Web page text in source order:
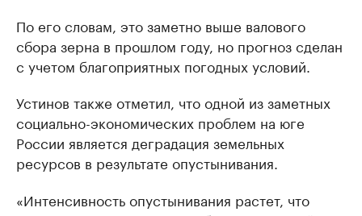
По его словам, это заметно выше валового
сбора зерна в прошлом году, но прогноз сделан
с учетом благоприятных погодных условий.
Устинов также отметил, что одной из заметных
социально-экономических проблем на юге
России является деградация земельных
ресурсов в результате опустынивания.
«Интенсивность опустынивания растет, что